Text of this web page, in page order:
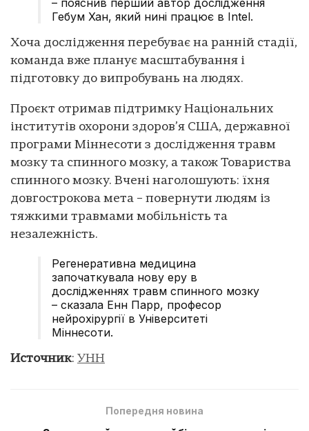
Гебум Хан, який нині працює в Intel.
Хоча дослідження перебуває на ранній стадії,
команда вже планує масштабування і
підготовку до випробувань на людях.
Проєкт отримав підтримку Національних
інститутів охорони здоров’я США, державної
програми Міннесоти з дослідження травм
мозку та спинного мозку, а також Товариства
спинного мозку. Вчені наголошують: їхня
довгострокова мета – повернути людям із
тяжкими травмами мобільність та
незалежність.
Регенеративна медицина
започаткувала нову еру в
дослідженнях травм спинного мозку
– сказала Енн Парр, професор
нейрохірургії в Університеті
Міннесоти.
Источник: УНН
Попередня новина